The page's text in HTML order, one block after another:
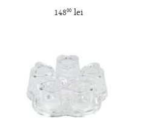
14800 lei